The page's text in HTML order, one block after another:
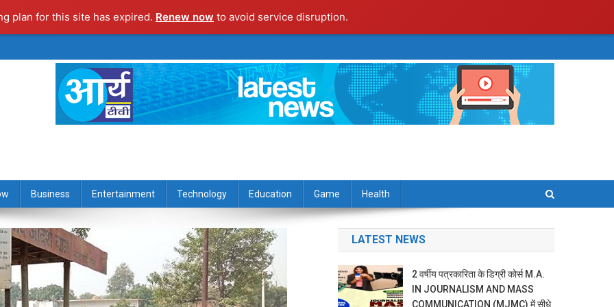
plan for this site has expired. Renew now to avoid service disruption.
Business Entertainment Technology Education Game Health
LATEST NEWS
2 वर्षीय पत्रकारिता के डिग्री कोर्स M.A.
IN JOURNALISM AND MASS
COMMUNICATION (MJMC) में सीधे